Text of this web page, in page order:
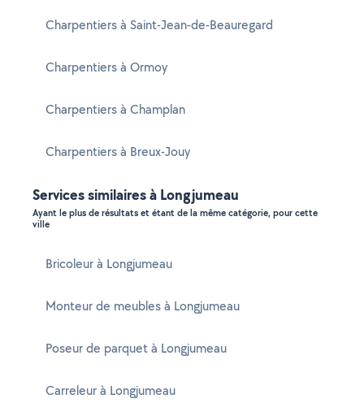
Charpentiers à Saint-Jean-de-Beauregard
Charpentiers à Ormoy
Charpentiers à Champlan
Charpentiers à Breux-Jouy
Services similaires à Longjumeau
Ayant le plus de résultats et étant de la même catégorie, pour cette
ville
Bricoleur à Longjumeau
Monteur de meubles à Longjumeau
Poseur de parquet à Longjumeau
Carreleur à Longjumeau